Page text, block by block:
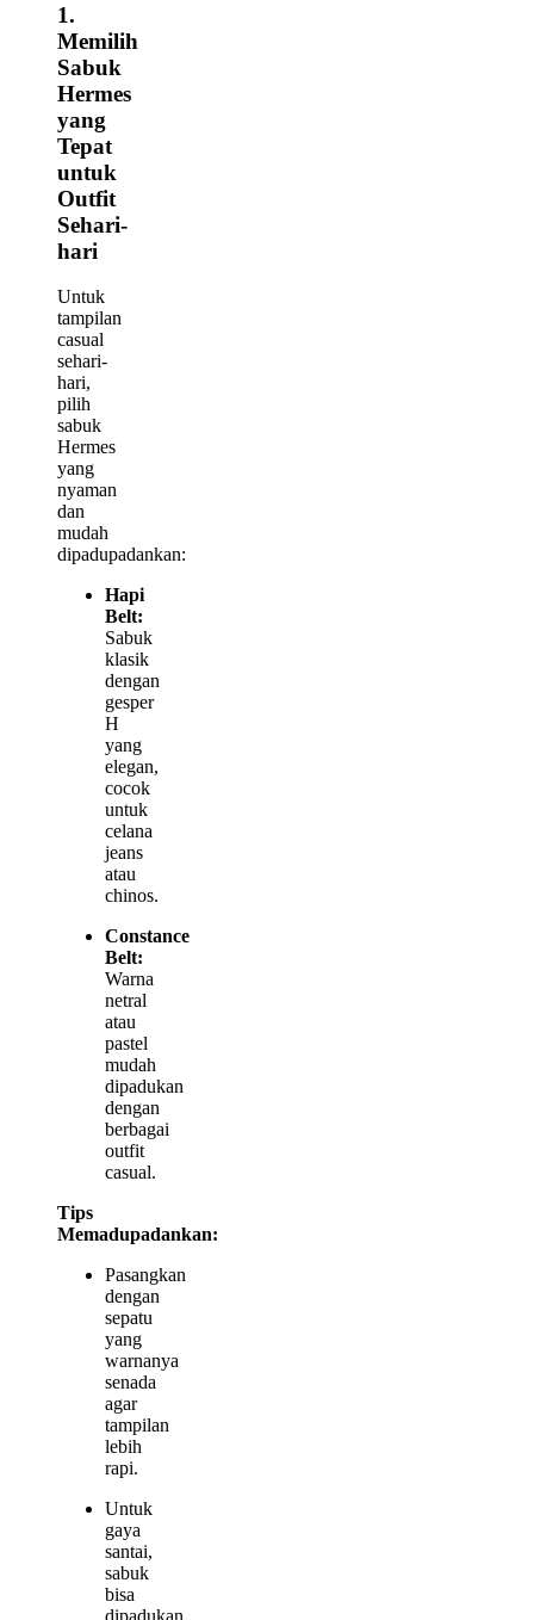
1.
Memilih
Sabuk
Hermes
yang
Tepat
untuk
Outfit
Sehari-
hari
Untuk
tampilan
casual
sehari-
hari,
pilih
sabuk
Hermes
yang
nyaman
dan
mudah
dipadupadankan:
Hapi
Belt:
Sabuk
klasik
dengan
gesper
H
yang
elegan,
cocok
untuk
celana
jeans
atau
chinos.
Constance
Belt:
Warna
netral
atau
pastel
mudah
dipadukan
dengan
berbagai
outfit
casual.
Tips
Memadupadankan:
Pasangkan
dengan
sepatu
yang
warnanya
senada
agar
tampilan
lebih
rapi.
Untuk
gaya
santai,
sabuk
bisa